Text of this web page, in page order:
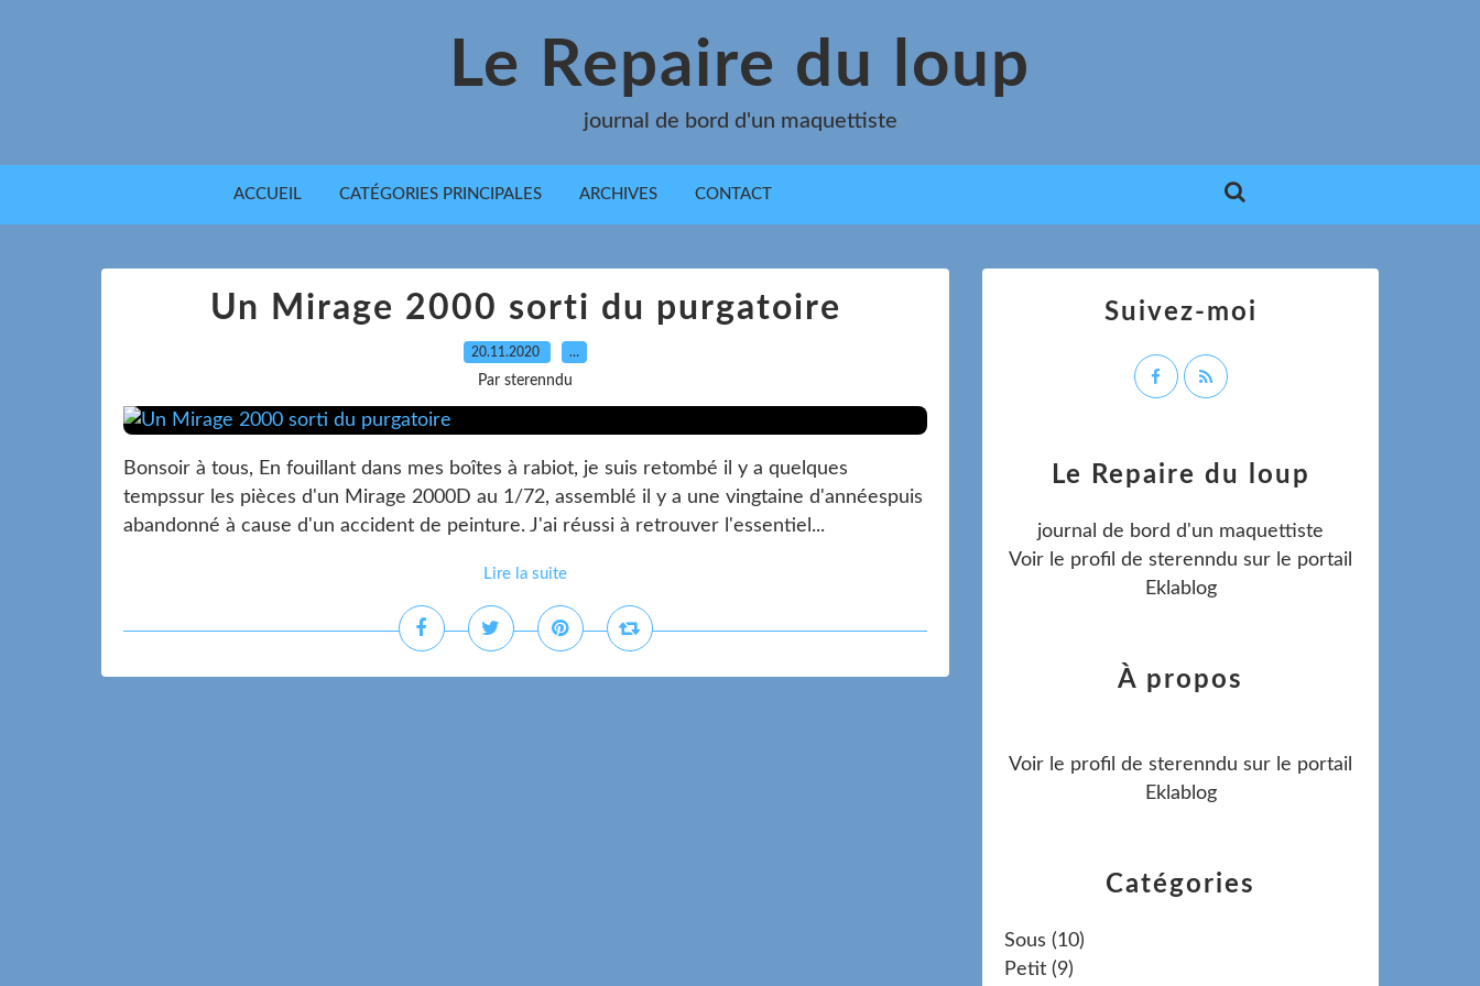
Le Repaire du loup
journal de bord d'un maquettiste
ACCUEIL CATÉGORIES PRINCIPALES ARCHIVES CONTACT
Un Mirage 2000 sorti du purgatoire
20.11.2020 …
Par sterenndu
Bonsoir à tous, En fouillant dans mes boîtes à rabiot, je suis retombé il y a quelques
tempssur les pièces d'un Mirage 2000D au 1/72, assemblé il y a une vingtaine d'annéespuis
abandonné à cause d'un accident de peinture. J'ai réussi à retrouver l'essentiel...
Lire la suite
Catégories
Sous (10)
Petit (9)
Le Repaire du loup
journal de bord d'un maquettiste
Voir le profil de sterenndu sur le portail
Eklablog
Suivez-moi
À propos
Voir le profil de sterenndu sur le portail
Eklablog